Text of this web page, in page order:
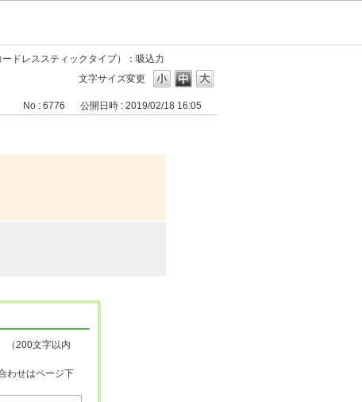
ドレススティックタイプ）：吸込力
文字サイズ変更
No : 6776 公開日時 : 2019/02/18 16:05
（200文字以内
わせはページ下